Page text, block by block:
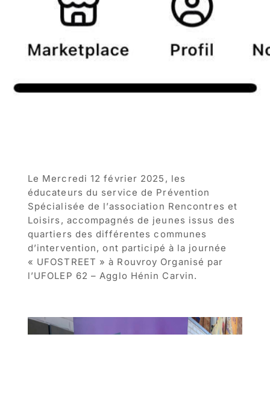
Le Mercredi 12 février 2025, les
éducateurs du service de Prévention
Spécialisée de l’association Rencontres et
Loisirs, accompagnés de jeunes issus des
quartiers des différentes communes
d’intervention, ont participé à la journée
« UFOSTREET » à Rouvroy Organisé par
l’UFOLEP 62 – Agglo Hénin Carvin.